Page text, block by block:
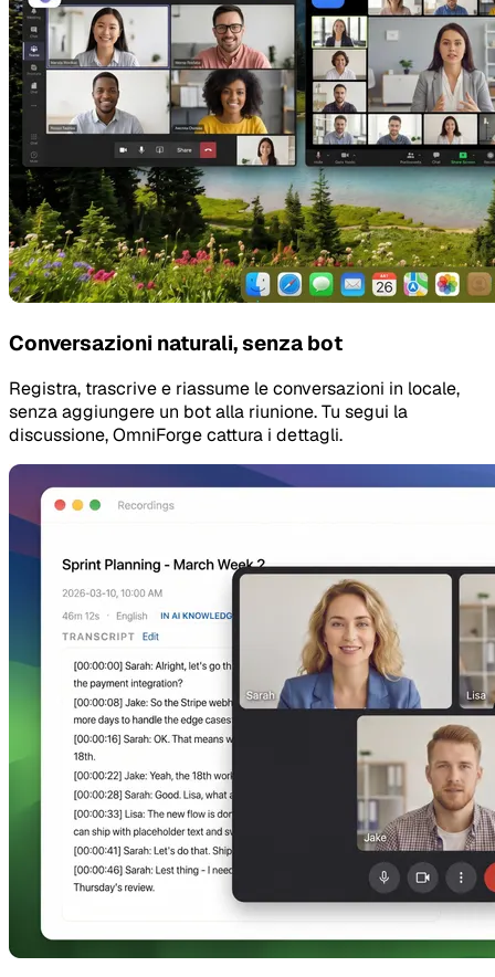
Conversazioni naturali, senza bot
Registra, trascrive e riassume le conversazioni in locale,
senza aggiungere un bot alla riunione. Tu segui la
discussione, OmniForge cattura i dettagli.